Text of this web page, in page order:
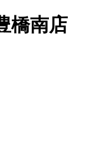
橋南店